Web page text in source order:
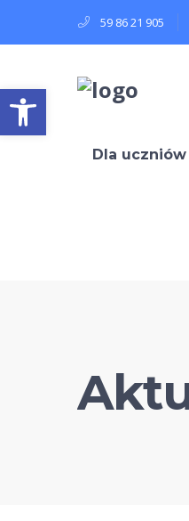
Open toolbar
59 86 21 905
Dla uczniów